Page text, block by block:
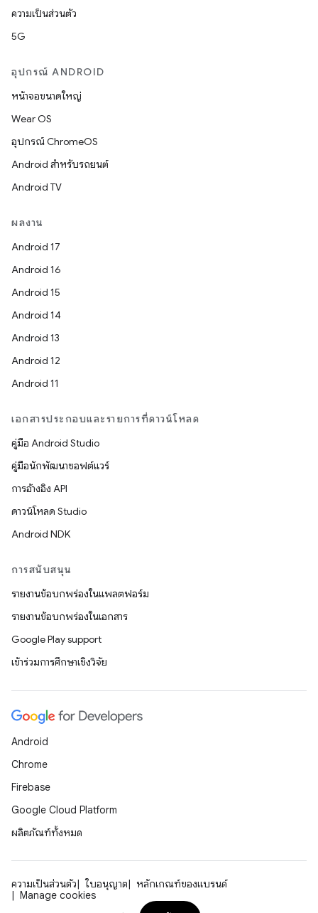
ความเป็นส่วนตัว
5G
อุปกรณ์ ANDROID
หน้าจอขนาดใหญ่
Wear OS
อุปกรณ์ ChromeOS
Android สำหรับรถยนต์
Android TV
ผลงาน
Android 17
Android 16
Android 15
Android 14
Android 13
Android 12
Android 11
เอกสารประกอบและรายการที่ดาวน์โหลด
คู่มือ Android Studio
คู่มือนักพัฒนาซอฟต์แวร์
การอ้างอิง API
ดาวน์โหลด Studio
Android NDK
การสนับสนุน
รายงานข้อบกพร่องในแพลตฟอร์ม
รายงานข้อบกพร่องในเอกสาร
Google Play support
เข้าร่วมการศึกษาเชิงวิจัย
Android
Chrome
Firebase
Google Cloud Platform
ผลิตภัณฑ์ทั้งหมด
ความเป็นส่วนตัว ใบอนุญาต
หลักเกณฑ์ของแบรนด์
Manage cookies